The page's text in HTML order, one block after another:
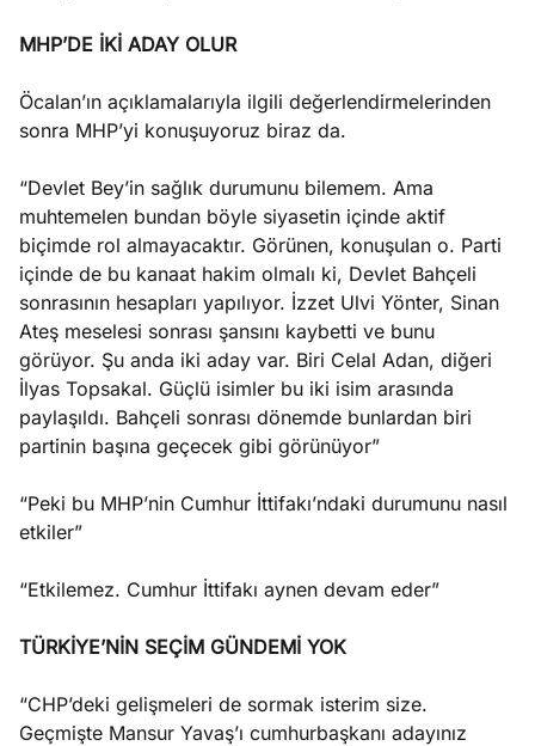
MHP’DE İKİ ADAY OLUR
Öcalan’ın açıklamalarıyla ilgili değerlendirmelerinden
sonra MHP’yi konuşuyoruz biraz da.
“Devlet Bey’in sağlık durumunu bilemem. Ama
muhtemelen bundan böyle siyasetin içinde aktif
biçimde rol almayacaktır. Görünen, konuşulan o. Parti
içinde de bu kanaat hakim olmalı ki, Devlet Bahçeli
sonrasının hesapları yapılıyor. İzzet Ulvi Yönter, Sinan
Ateş meselesi sonrası şansını kaybetti ve bunu
görüyor. Şu anda iki aday var. Biri Celal Adan, diğeri
İlyas Topsakal. Güçlü isimler bu iki isim arasında
paylaşıldı. Bahçeli sonrası dönemde bunlardan biri
partinin başına geçecek gibi görünüyor”
“Peki bu MHP’nin Cumhur İttifakı’ndaki durumunu nasıl
etkiler”
“Etkilemez. Cumhur İttifakı aynen devam eder”
TÜRKİYE’NİN SEÇİM GÜNDEMİ YOK
“CHP’deki gelişmeleri de sormak isterim size.
Geçmişte Mansur Yavaş’ı cumhurbaşkanı adayınız